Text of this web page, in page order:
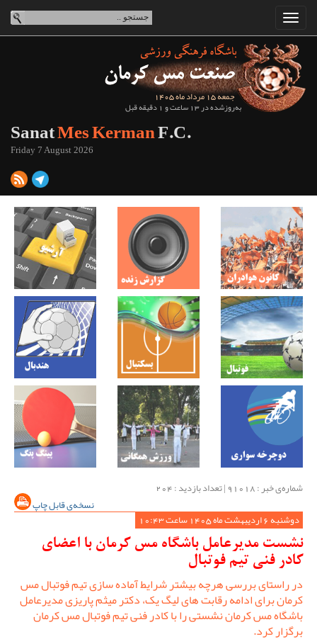
جمعه 15 مرداد ماه 1405
به‌روزشده در 13 ساعت و 1 دقیقه قبل
SanatMes KermanF.C.
Friday 7 August 2026
شماره‌ی خبر : ‌91018 | تعداد بازدید : 204
نسخه‌ی قابل چاپ
دوشنبه 6 اردیبهشت ماه 1405 ساعت 10:43
نشست مدیرعامل باشگاه مس کرمان با اعضای
کادر فنی تیم فوتبال
در راستای بررسی هرچه بیشتر شرایط آماده سازی تیم فوتبال مس
کرمان برای ادامه رقابت های لیگ یک، دکتر میثم پاریزی مدیرعامل
باشگاه مس کرمان نشستی را با کادر فنی تیم فوتبال مس کرمان
برگزار کرد.